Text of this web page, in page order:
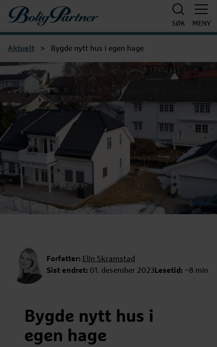
Boligpartner
SØK MENY
Aktuelt > Bygde nytt hus i egen hage
Forfatter: Elin Skramstad
Sist endret: 01. desember 2023Lesetid: ~8 min
Bygde nytt hus i
egen hage